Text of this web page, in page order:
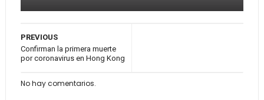
PREVIOUS
Confirman la primera muerte
por coronavirus en Hong Kong
No hay comentarios.